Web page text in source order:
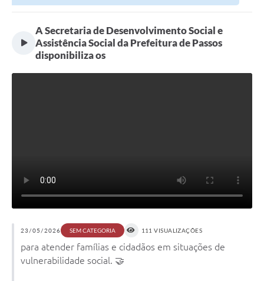
Estrutura Administrativa
Galeria de Fotos
Galeria de Vídeos
A Secretaria de Desenvolvimento Social e
Assistência Social da Prefeitura de Passos
disponibiliza os
23/05/2026 SEM CATEGORIA 111 VISUALIZAÇÕES
para atender famílias e cidadãos em situações de
vulnerabilidade social. 🤝